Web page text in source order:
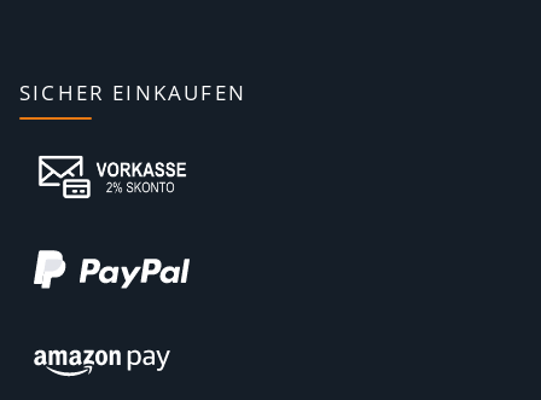
SICHER EINKAUFEN